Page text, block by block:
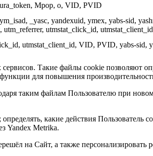
Mpop, o, VID, PVID
_yasc, yandexuid, ymex, yabs‑sid,
utmstat_click_id,
utmstat_client_id, VID, PVID, yabs‑sid,
Такие файлы cookie позволяют
для повышения
таким файлам Пользователю при
какие действия Пользователь
Yandex Metrika.
на Сайт, а также персонализировать